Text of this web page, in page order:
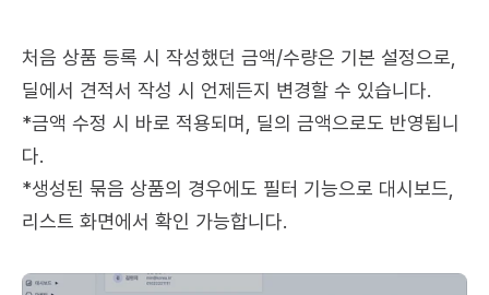
처음 상품 등록 시 작성했던 금액/수량은 기본 설정으로,
딜에서 견적서 작성 시 언제든지 변경할 수 있습니다.
*금액 수정 시 바로 적용되며, 딜의 금액으로도 반영됩니
다.
*생성된 묶음 상품의 경우에도 필터 기능으로 대시보드,
리스트 화면에서 확인 가능합니다.